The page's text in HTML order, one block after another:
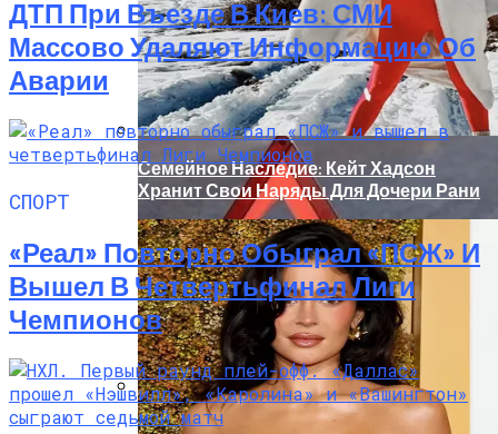
«Морковное» ДТП На Трассе Одесса-
Семейное Наследие: Кейт Хадсон
Хранит Свои Наряды Для Дочери Рани
ДТП При Въезде В Киев: СМИ
Массово Удаляют Информацию Об
Аварии
СПОРТ
«Реал» Повторно Обыграл «ПСЖ» И
Вышел В Четвертьфинал Лиги
Чемпионов